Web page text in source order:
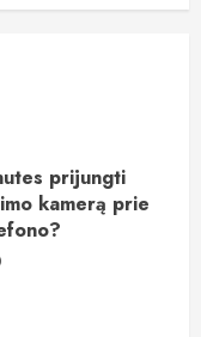
prijungti
kamerą prie